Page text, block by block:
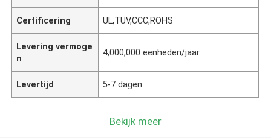
Certificering UL,TUV,CCC,ROHS
Levering vermoge
n
4,000,000 eenheden/jaar
Levertijd 5-7 dagen
Bekijk meer